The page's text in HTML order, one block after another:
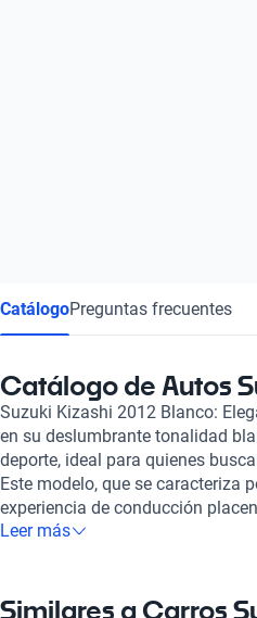
CatálogoPreguntas frecuentes
Catálogo de Autos
Suzuki Kizashi 2012 Blanco:
en su deslumbrante tonalidad
deporte, ideal para quienes
Este modelo, que se caracteriza
experiencia de conducción
trayecto. Con un motor de 2.4
combinado de 6.9 litros cada
Leer más
Similares a Carros